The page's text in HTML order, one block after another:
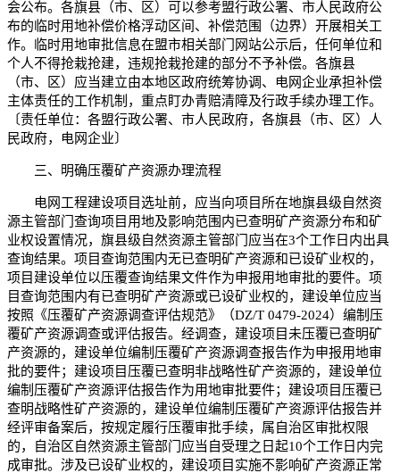
会公布。各旗县（市、区）可以参考盟行政公署、市人民政府公
布的临时用地补偿价格浮动区间、补偿范围（边界）开展相关工
作。临时用地审批信息在盟市相关部门网站公示后，任何单位和
个人不得抢栽抢建，违规抢栽抢建的部分不予补偿。各旗县
（市、区）应当建立由本地区政府统筹协调、电网企业承担补偿
主体责任的工作机制，重点盯办青赔清障及行政手续办理工作。
〔责任单位：各盟行政公署、市人民政府，各旗县（市、区）人
民政府，电网企业〕
三、明确压覆矿产资源办理流程
电网工程建设项目选址前，应当向项目所在地旗县级自然资
源主管部门查询项目用地及影响范围内已查明矿产资源分布和矿
业权设置情况，旗县级自然资源主管部门应当在3个工作日内出具
查询结果。项目查询范围内无已查明矿产资源和已设矿业权的，
项目建设单位以压覆查询结果文件作为申报用地审批的要件。项
目查询范围内有已查明矿产资源或已设矿业权的，建设单位应当
按照《压覆矿产资源调查评估规范》（DZ/T 0479-2024）编制压
覆矿产资源调查或评估报告。经调查，建设项目未压覆已查明矿
产资源的，建设单位编制压覆矿产资源调查报告作为申报用地审
批的要件；建设项目压覆已查明非战略性矿产资源的，建设单位
编制压覆矿产资源评估报告作为用地审批要件；建设项目压覆已
查明战略性矿产资源的，建设单位编制压覆矿产资源评估报告并
经评审备案后，按规定履行压覆审批手续，属自治区审批权限
的，自治区自然资源主管部门应当自受理之日起10个工作日内完
成审批。涉及已设矿业权的，建设项目实施不影响矿产资源正常